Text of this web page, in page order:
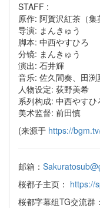
STAFF :
原作: 阿賀沢紅茶（集
导演: まんきゅう
脚本: 中西やすひろ
分镜: まんきゅう
演出: 石井輝
音乐: 佐久間奏、田渕
人物设定: 荻野美希
系列构成: 中西やすひ
美术监督: 前田慎
(来源于 https://
邮箱：
桜都子主页： https://
桜都字幕组TG交流群：